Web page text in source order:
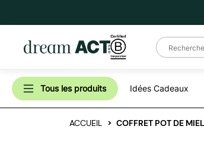
Tous les produits Idées Cadeaux
ACCUEIL COFFRET POT DE